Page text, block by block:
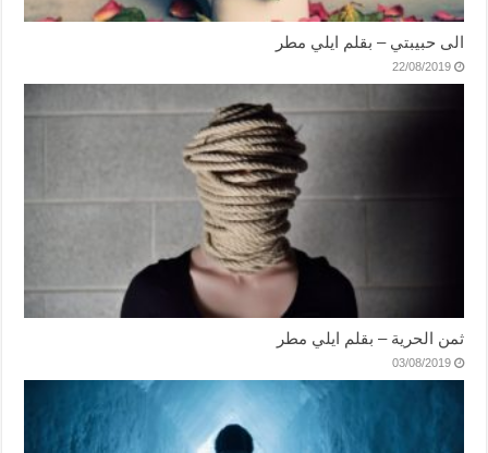
الى حبيبتي – بقلم ايلي مطر
22/08/2019
ثمن الحرية – بقلم ايلي مطر
03/08/2019